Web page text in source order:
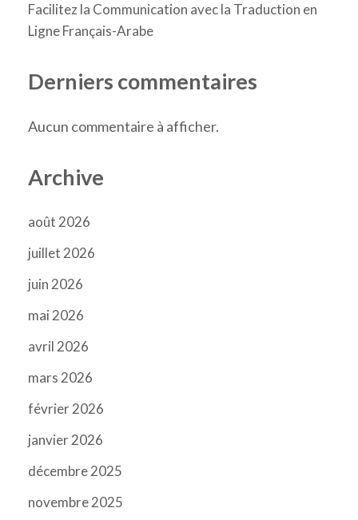
Facilitez la Communication avec la Traduction en
Ligne Français-Arabe
Derniers commentaires
Aucun commentaire à afficher.
Archive
août 2026
juillet 2026
juin 2026
mai 2026
avril 2026
mars 2026
février 2026
janvier 2026
décembre 2025
novembre 2025